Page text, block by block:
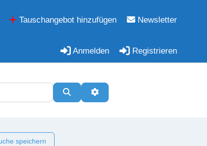
Tauschangebot hinzufügen Newsletter
Anmelden Registrieren
SuchenErweiterte Filter
speichern